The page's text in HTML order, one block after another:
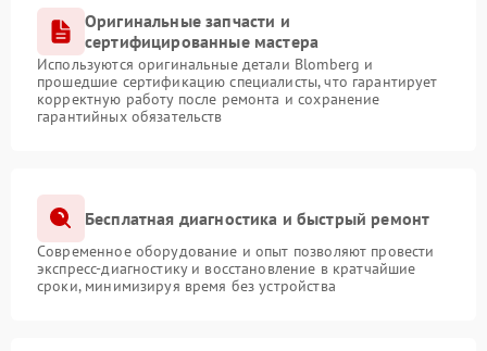
Оригинальные запчасти и
сертифицированные мастера
Используются оригинальные детали Blomberg и
прошедшие сертификацию специалисты, что гарантирует
корректную работу после ремонта и сохранение
гарантийных обязательств
Бесплатная диагностика и быстрый ремонт
Современное оборудование и опыт позволяют провести
экспресс-диагностику и восстановление в кратчайшие
сроки, минимизируя время без устройства